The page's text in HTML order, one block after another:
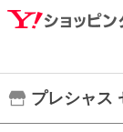
プレシャス